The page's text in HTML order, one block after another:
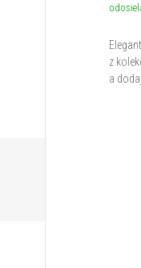
z
a
Hodí